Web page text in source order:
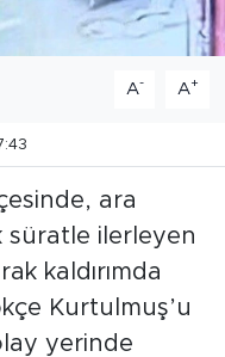
A- A+
ara
süratle ilerleyen
kaldırımda
Kurtulmuş’u
yerinde